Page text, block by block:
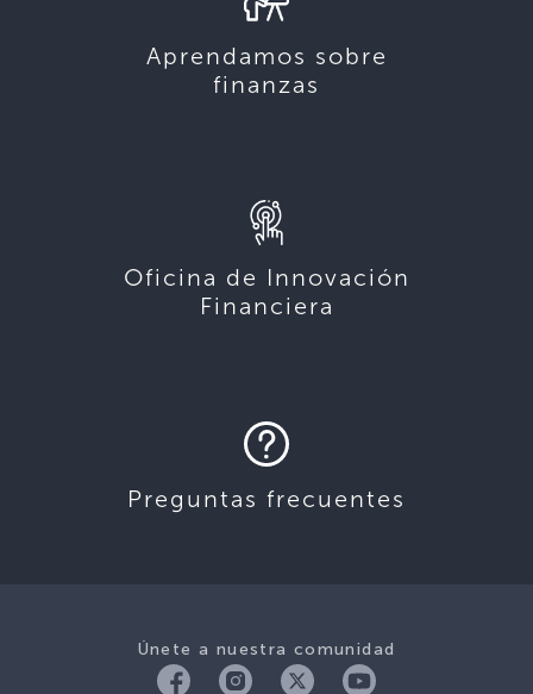
Aprendamos sobre
finanzas
Oficina de Innovación
Financiera
Preguntas frecuentes
Únete a nuestra comunidad